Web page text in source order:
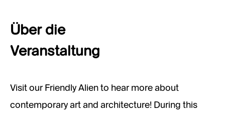
Über die
Veranstaltung
Visit our Friendly Alien to hear more about
contemporary art and architecture! During this